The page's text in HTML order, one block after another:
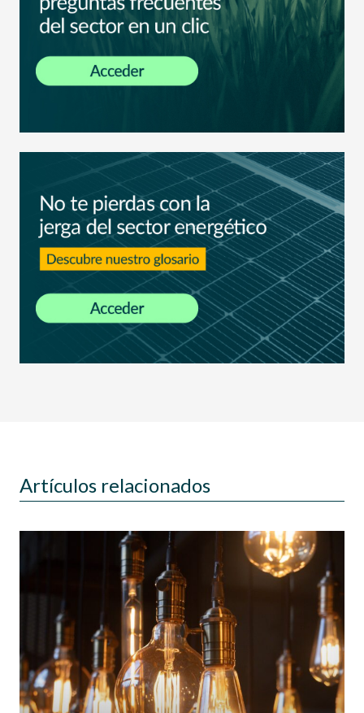
Artículos relacionados